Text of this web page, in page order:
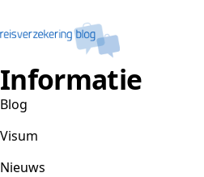
Informatie
Blog
Visum
Nieuws